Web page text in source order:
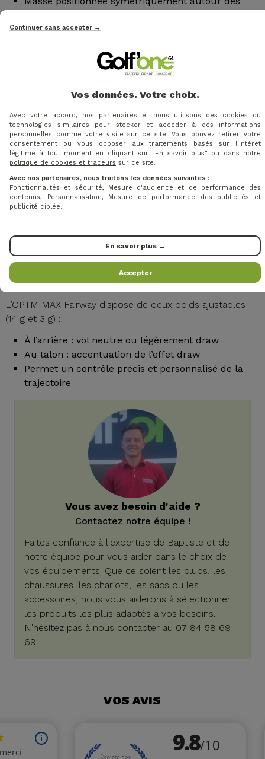
Masse resserrée autour du CG pour limiter la
Analyse de millions d’impacts via intelligence
artificielle pour déterminer l’emplacement optimal
Résultat : stabilité maximale et trajectoires plus
constantes.
Réglage personnalisé avec hosel FutureFit33™
Le hosel FutureFit33™ propose 33 positions uniques de
loft et de lie :
Ajustement de +/- 2° dans toutes les directions
Technologie SMARTPAD® garantissant une face
parfaitement square quel que soit le réglage
Pilotage précis grâce aux poids ajustables
L’OPTM MAX Fairway dispose de deux poids ajustables
(14 g et 3 g) :
À l’arrière : vol neutre ou légèrement draw
Au talon : accentuation de l’effet draw
Permet un contrôle précis et personnalisé de la
trajectoire
Vous avez besoin d'aide ?
Contactez notre équipe !
Faites confiance à l'expertise de Baptiste et de
notre équipe pour vous aider dans le choix de
vos équipements. Que ce soient les clubs, les
chaussures, les chariots, les sacs ou les
accessoires, nous vous aiderons à sélectionner
les produits les plus adaptés à vos besoins.
N'hésitez pas à nous contacter au 07 84 58 69
69
VOS AVIS
Continuer sans accepter →
Vos données. Votre choix.
Avec votre accord, nos partenaires et nous utilisons des cookies ou
technologies similaires pour stocker et accéder à des informations
personnelles comme votre visite sur ce site. Vous pouvez retirer votre
consentement ou vous opposer aux traitements basés sur l'intérêt
légitime à tout moment en cliquant sur "En savoir plus" ou dans notre
politique de cookies et traceurs sur ce site.
Avec nos partenaires, nous traitons les données suivantes :
Fonctionnalités et sécurité, Mesure d'audience et de performance des
contenus, Personnalisation, Mesure de performance des publicités et
publicité ciblée.
En savoir plus →
Accepter